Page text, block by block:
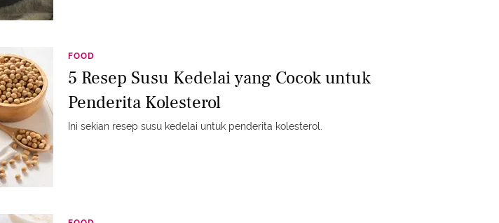
FOOD
5 Resep Susu Kedelai yang Cocok untuk
Penderita Kolesterol
Ini sekian resep susu kedelai untuk penderita kolesterol.